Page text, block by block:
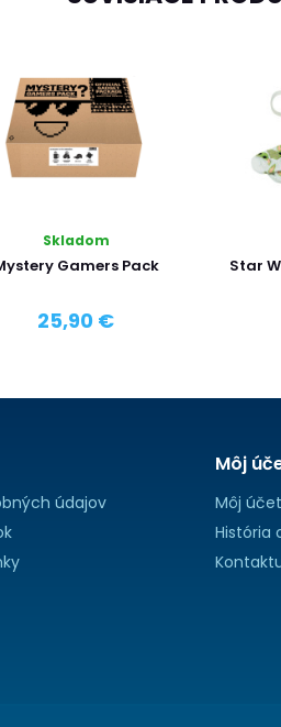
Skladom
Gamers Pack
25,90 €
Star
údajov
Môj
Môj účet
História